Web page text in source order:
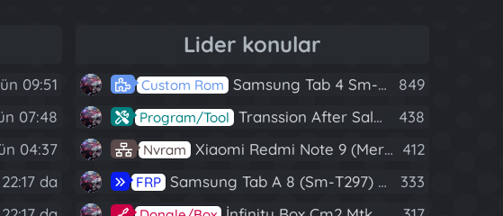
09:51
07:48
04:37
da
Lider konular
Custom Rom Samsung Tab 4 Sm-T230 Android 7.1 Stabil Eba Destekli Yazılım 849
Program/Tool Transsion After Sales Tool V1.5.1 Full (Tüm Mtk Işlemcili Cihazları Meta Moda Alma) 438
Nvram Xiaomi Redmi Note 9 (Merlin) Nvram Yedeği Fix Nv By Dft Pro 412
FRP Samsung Tab A 8 (Sm-T297) U4 Frp Reset 333